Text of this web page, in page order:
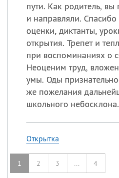
пути. Как родитель, вы
и направляли.
оценки, диктанты,
открытия. Трепет и
при воспоминаниях о
Неоценим труд,
умы. Оды
же пожелания
школьного небосклона.
Открытка
1 2 3 ... 4